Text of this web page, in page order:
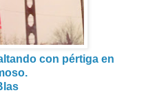
con pértiga en